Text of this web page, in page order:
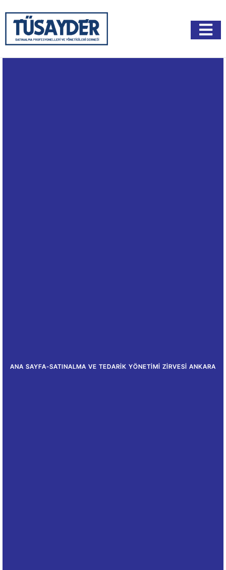
ANA SAYFA-SATINALMA VE TEDARIK YÖNETIMI ZIRVESI ANKARA